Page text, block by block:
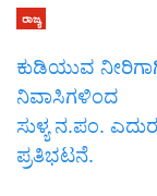
ರಾಜ್ಯ
ಕುಡಿಯುವ
ನಿವಾಸಿಗಳಿಂದ
ಸುಳ್ಯ ನ.ಪಂ.
ಪ್ರತಿಭಟನೆ.